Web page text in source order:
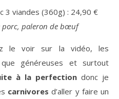
3 viandes (360g) : 24,90 €
porc, paleron de bœuf
le voir sur la vidéo, les
généreuses et surtout
à la perfection donc je
carnivores d’aller y faire un